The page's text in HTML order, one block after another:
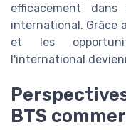
efficacement
international. Grâce
et les
l'international
BTS